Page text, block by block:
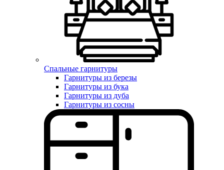
Спальные гарнитуры
Гарнитуры из березы
Гарнитуры из бука
Гарнитуры из дуба
Гарнитуры из сосны